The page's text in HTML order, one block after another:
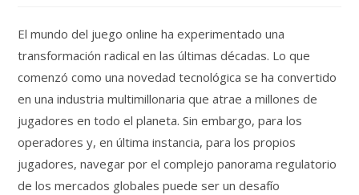
El mundo del juego online ha experimentado una
transformación radical en las últimas décadas. Lo que
comenzó como una novedad tecnológica se ha convertido
en una industria multimillonaria que atrae a millones de
jugadores en todo el planeta. Sin embargo, para los
operadores y, en última instancia, para los propios
jugadores, navegar por el complejo panorama regulatorio
de los mercados globales puede ser un desafío